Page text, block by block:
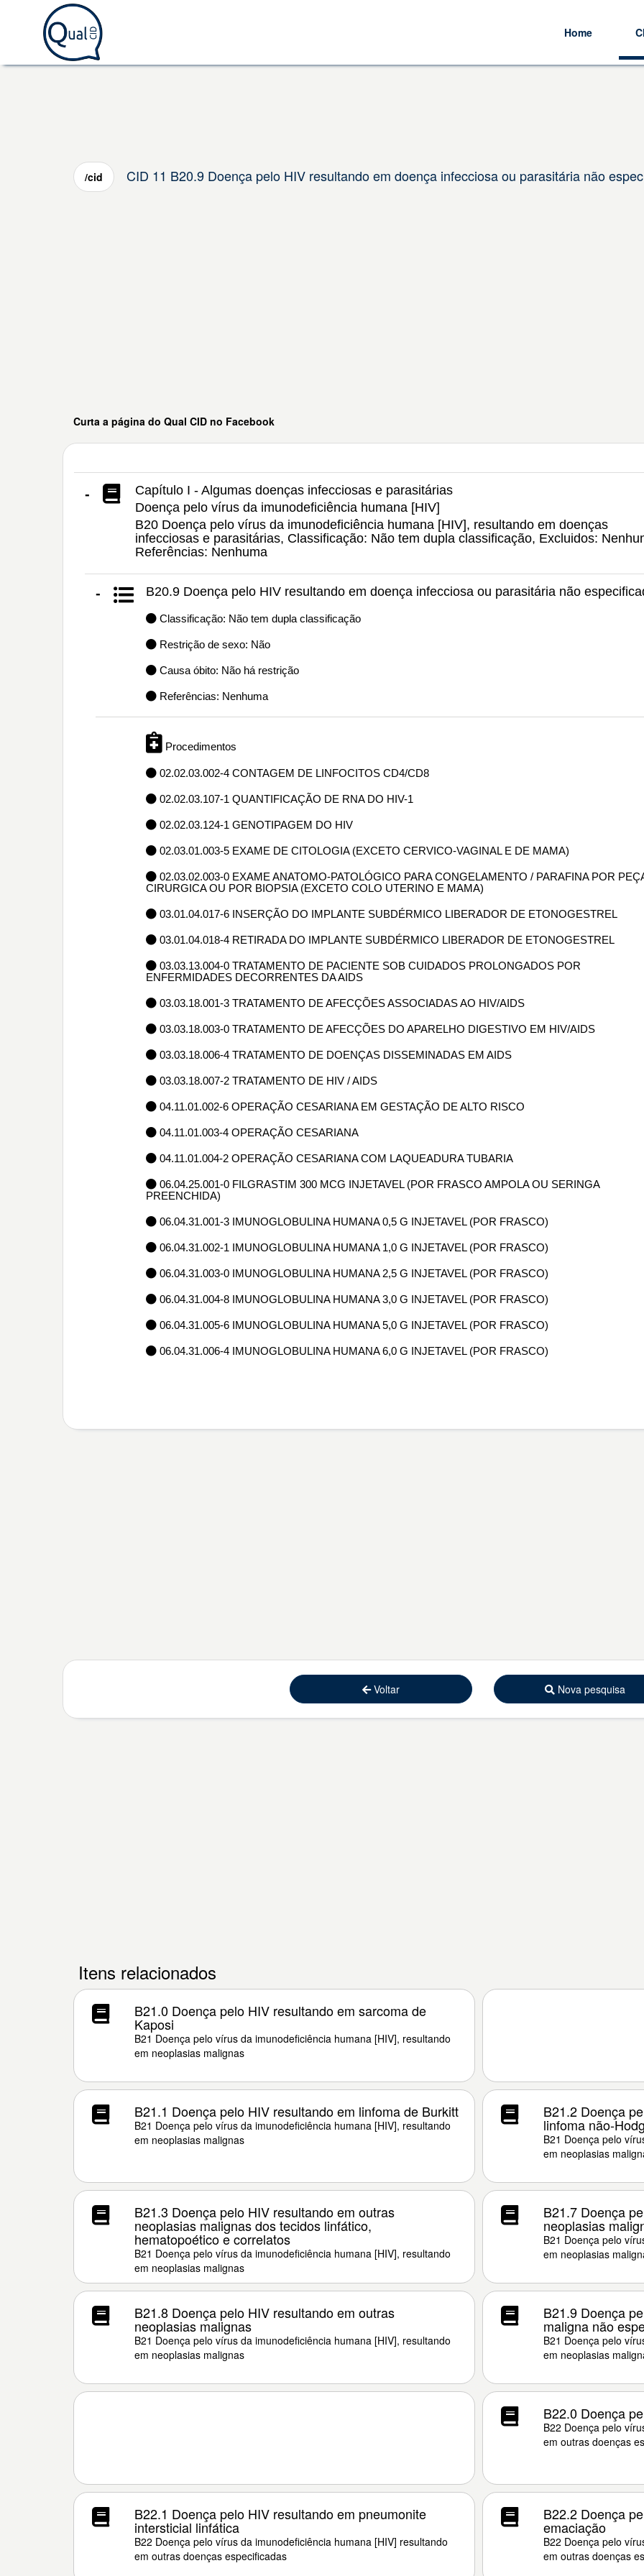
Home
/cid CID 11 B20.9 Doença pelo HIV resultando em doença infecciosa ou parasitária não
Curta a página do Qual CID no Facebook
-
Capítulo I - Algumas doenças infecciosas e parasitárias
Doença pelo vírus da imunodeficiência humana [HIV]
B20 Doença pelo vírus da imunodeficiência humana [HIV], resultando em doenças
infecciosas e parasitárias, Classificação: Não tem dupla classificação, Excluidos:
Referências: Nenhuma
- B20.9 Doença pelo HIV resultando em doença infecciosa ou parasitária não
Classificação: Não tem dupla classificação
Restrição de sexo: Não
Causa óbito: Não há restrição
Referências: Nenhuma
Procedimentos
02.02.03.002-4 CONTAGEM DE LINFOCITOS CD4/CD8
02.02.03.107-1 QUANTIFICAÇÃO DE RNA DO HIV-1
02.02.03.124-1 GENOTIPAGEM DO HIV
02.03.01.003-5 EXAME DE CITOLOGIA (EXCETO CERVICO-VAGINAL E DE MAMA)
02.03.02.003-0 EXAME ANATOMO-PATOLÓGICO PARA CONGELAMENTO / PARAFINA POR
CIRURGICA OU POR BIOPSIA (EXCETO COLO UTERINO E MAMA)
03.01.04.017-6 INSERÇÃO DO IMPLANTE SUBDÉRMICO LIBERADOR DE ETONOGESTREL
03.01.04.018-4 RETIRADA DO IMPLANTE SUBDÉRMICO LIBERADOR DE ETONOGESTREL
03.03.13.004-0 TRATAMENTO DE PACIENTE SOB CUIDADOS PROLONGADOS POR
ENFERMIDADES DECORRENTES DA AIDS
03.03.18.001-3 TRATAMENTO DE AFECÇÕES ASSOCIADAS AO HIV/AIDS
03.03.18.003-0 TRATAMENTO DE AFECÇÕES DO APARELHO DIGESTIVO EM HIV/AIDS
03.03.18.006-4 TRATAMENTO DE DOENÇAS DISSEMINADAS EM AIDS
03.03.18.007-2 TRATAMENTO DE HIV / AIDS
04.11.01.002-6 OPERAÇÃO CESARIANA EM GESTAÇÃO DE ALTO RISCO
04.11.01.003-4 OPERAÇÃO CESARIANA
04.11.01.004-2 OPERAÇÃO CESARIANA COM LAQUEADURA TUBARIA
06.04.25.001-0 FILGRASTIM 300 MCG INJETAVEL (POR FRASCO AMPOLA OU SERINGA
PREENCHIDA)
06.04.31.001-3 IMUNOGLOBULINA HUMANA 0,5 G INJETAVEL (POR FRASCO)
06.04.31.002-1 IMUNOGLOBULINA HUMANA 1,0 G INJETAVEL (POR FRASCO)
06.04.31.003-0 IMUNOGLOBULINA HUMANA 2,5 G INJETAVEL (POR FRASCO)
06.04.31.004-8 IMUNOGLOBULINA HUMANA 3,0 G INJETAVEL (POR FRASCO)
06.04.31.005-6 IMUNOGLOBULINA HUMANA 5,0 G INJETAVEL (POR FRASCO)
06.04.31.006-4 IMUNOGLOBULINA HUMANA 6,0 G INJETAVEL (POR FRASCO)
Voltar Nova pesquisa
Itens relacionados
B21.0 Doença pelo HIV resultando em sarcoma de
Kaposi
B21 Doença pelo vírus da imunodeficiência humana [HIV], resultando
em neoplasias malignas
B21.1 Doença pelo HIV resultando em linfoma de Burkitt
B21 Doença pelo vírus da imunodeficiência humana [HIV], resultando
em neoplasias malignas
B21.2 Doença
linfoma não-
B21 Doença pelo
em neoplasias
B21.3 Doença pelo HIV resultando em outras
neoplasias malignas dos tecidos linfático,
hematopoético e correlatos
B21 Doença pelo vírus da imunodeficiência humana [HIV], resultando
em neoplasias malignas
B21.7 Doença
neoplasias
B21 Doença pelo
em neoplasias
B21.8 Doença pelo HIV resultando em outras
neoplasias malignas
B21 Doença pelo vírus da imunodeficiência humana [HIV], resultando
em neoplasias malignas
B21.9 Doença
maligna não
B21 Doença pelo
em neoplasias
B22.0 Doença
B22 Doença pelo
em outras doenças
B22.1 Doença pelo HIV resultando em pneumonite
intersticial linfática
B22 Doença pelo vírus da imunodeficiência humana [HIV] resultando
em outras doenças especificadas
B22.2 Doença
emaciação
B22 Doença pelo
em outras doenças